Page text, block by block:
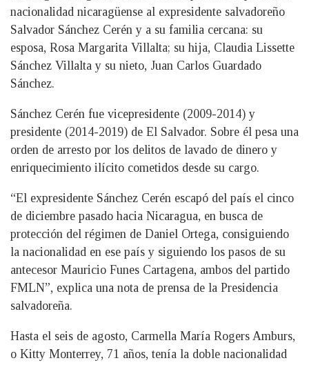
nacionalidad nicaragüense al expresidente salvadoreño
Salvador Sánchez Cerén y a su familia cercana: su
esposa, Rosa Margarita Villalta; su hija, Claudia Lissette
Sánchez Villalta y su nieto, Juan Carlos Guardado
Sánchez.
Sánchez Cerén fue vicepresidente (2009-2014) y
presidente (2014-2019) de El Salvador. Sobre él pesa una
orden de arresto por los delitos de lavado de dinero y
enriquecimiento ilícito cometidos desde su cargo.
“El expresidente Sánchez Cerén escapó del país el cinco
de diciembre pasado hacia Nicaragua, en busca de
protección del régimen de Daniel Ortega, consiguiendo
la nacionalidad en ese país y siguiendo los pasos de su
antecesor Mauricio Funes Cartagena, ambos del partido
FMLN”, explica una nota de prensa de la Presidencia
salvadoreña.
Hasta el seis de agosto, Carmella María Rogers Amburs,
o Kitty Monterrey, 71 años, tenía la doble nacionalidad